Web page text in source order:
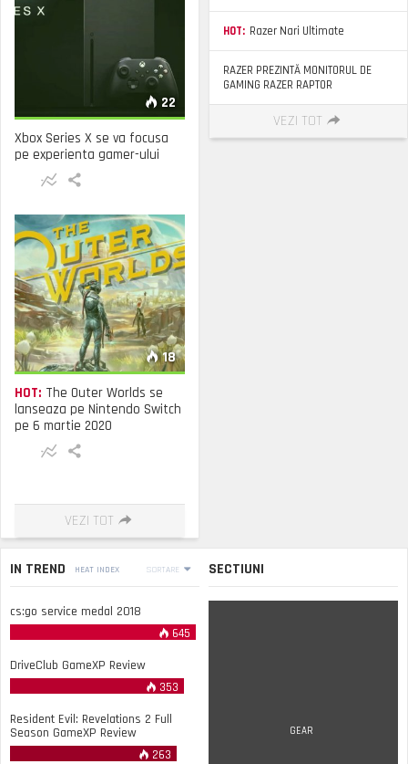
22
Xbox Series X se va focusa
pe experienta gamer-ului
18
HOT: The Outer Worlds se
lanseaza pe Nintendo Switch
pe 6 martie 2020
VEZI TOT
HOT: Razer Nari Ultimate
RAZER PREZINTĂ MONITORUL DE
GAMING RAZER RAPTOR
VEZI TOT
IN TREND HEAT INDEX SORTARE
cs:go service medal 2018
645
DriveClub GameXP Review
353
Resident Evil: Revelations 2 Full
Season GameXP Review
263
SECTIUNI
GEAR